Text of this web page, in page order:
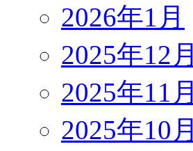
2026年1月
2025年12月
2025年11月
2025年10月